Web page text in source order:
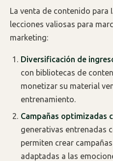
La venta de contenido para
lecciones valiosas para
marketing:
Diversificación de
con bibliotecas de
monetizar su material
entrenamiento.
Campañas optimizadas
generativas entrenadas
permiten crear
adaptadas a las